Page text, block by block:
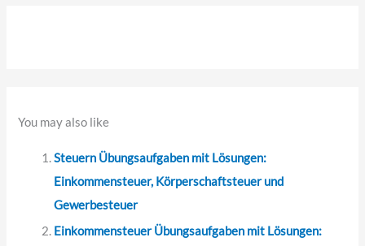
You may also like
Steuern Übungsaufgaben mit Lösungen:
Einkommensteuer, Körperschaftsteuer und
Gewerbesteuer
Einkommensteuer Übungsaufgaben mit Lösungen: